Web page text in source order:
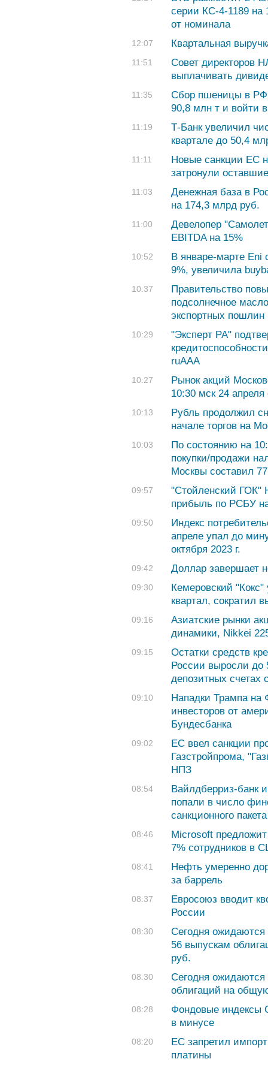
серии КС-4-1189 на
от номинала
12:07 Квартальная
11:51
Совет директоров
выплачивать
11:35
Сбор пшеницы в РФ
90,8 млн т и войти
11:19
Т-Банк увеличил
квартале до 50,4
11:11
Новые санкции ЕС
затронули
11:03
Денежная база в
на 174,3 млрд руб.
11:00
Девелопер
EBITDA на 15%
10:52
В январе-марте Eni
9%, увеличила
10:37
Правительство
подсолнечное
экспортных пошлин
10:29
"Эксперт РА"
ruAAA
10:27
Рынок акций
10:30 мск 24 апреля
10:13
Рубль продолжил
начале торгов на
10:03
По состоянию на
покупки/продажи
Москвы составил
09:57
"Стойленский ГОК"
прибыль по РСБУ
09:50
Индекс
апреле упал до
октября 2023 г.
09:42 Доллар завершает
09:30
Кемеровский
квартал, сократил
09:16
Азиатские рынки
динамики, Nikkei
09:15
Остатки средств
России выросли до
депозитных счетах
09:10
Нападки Трампа на
инвесторов от
Бундесбанка
09:02
ЕС ввел санкции
Газстройпрома,
НПЗ
08:54
Вайлдберриз-банк
попали в число
санкционного
08:46
Microsoft
7% сотрудников в
08:41
Нефть умеренно
за баррель
08:37
Евросоюз вводит
России
08:30
Сегодня
56 выпускам
руб.
08:30
Сегодня
облигаций на
08:28
Фондовые индексы
в минусе
08:20
ЕС запретил
платины